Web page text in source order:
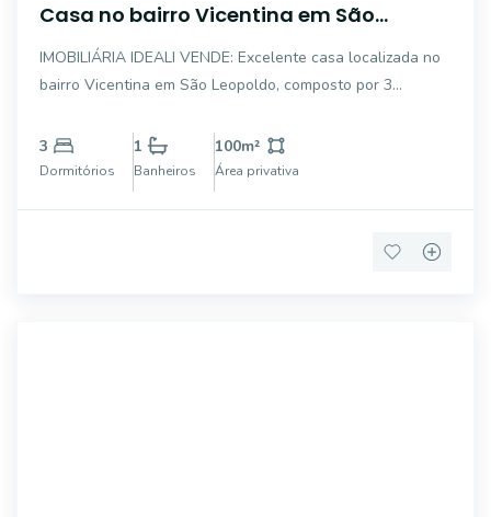
Casa no bairro Vicentina em São
Leopoldo/RS
IMOBILIÁRIA IDEALI VENDE: Excelente casa localizada no
bairro Vicentina em São Leopoldo, composto por 3
vaga de garagem, área gourmet com churrasqueira e pátio
na frente e nos fundos. Próximo a
3
Dormitórios
1
Banheiros
100m²
Área privativa